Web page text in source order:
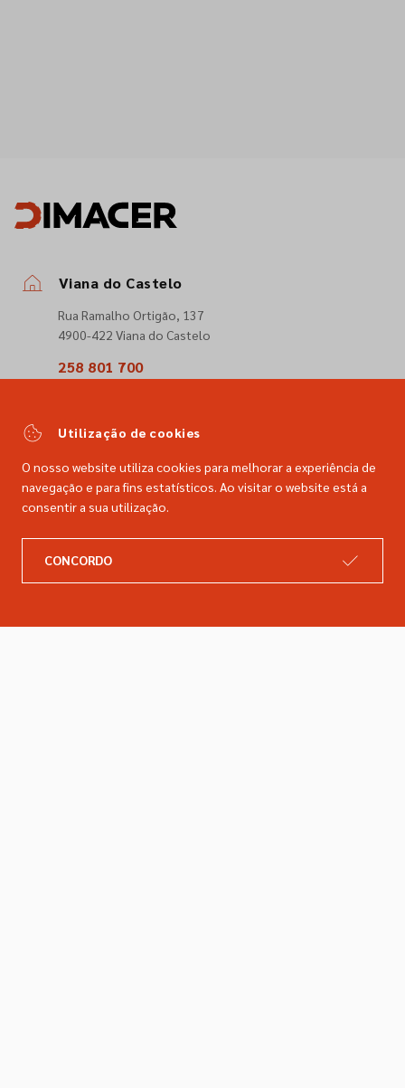
Viana do Castelo
Rua Ramalho Ortigão, 137
4900-422 Viana do Castelo
258 801 700
comercial@dimacer.com
Catálogo
Utilização de cookies
O nosso website utiliza cookies para melhorar a experiência de
navegação e para fins estatísticos. Ao visitar o website está a
consentir a sua utilização.
CONCORDO